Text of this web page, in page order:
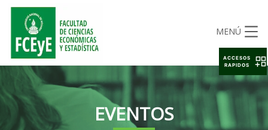
MENÚ
EVENTOS
ACCESOS
RAPIDOS